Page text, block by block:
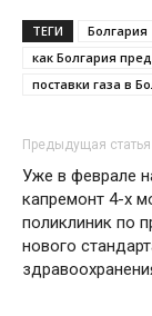
ТЕГИ Болгария
как Болгария
поставки газа в
Предыдущая статья
Уже в феврале
капремонт 4-х
поликлиник по
нового